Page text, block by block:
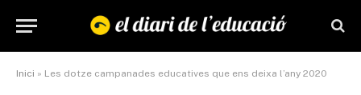
Inici » Les dotze campanades educatives que ens deixa l’any 2020